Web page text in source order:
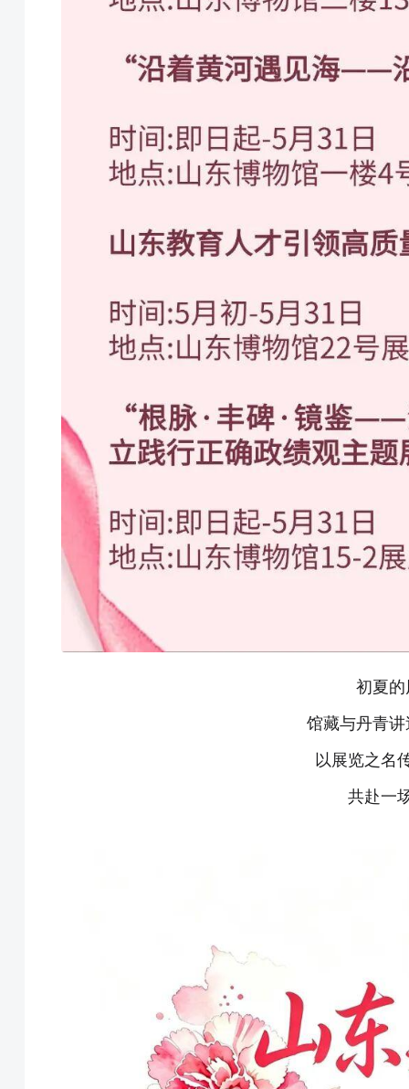
初夏
馆藏与丹青
以展览之名
共赴一